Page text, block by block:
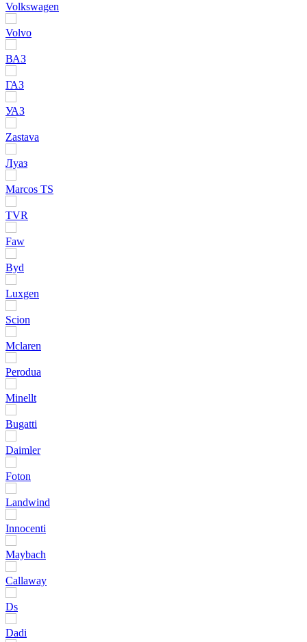
Volkswagen
Volvo
ВАЗ
ГАЗ
УАЗ
Zastava
Луаз
Marcos TS
TVR
Faw
Byd
Luxgen
Scion
Mclaren
Perodua
Minellt
Bugatti
Daimler
Foton
Landwind
Innocenti
Maybach
Callaway
Ds
Dadi